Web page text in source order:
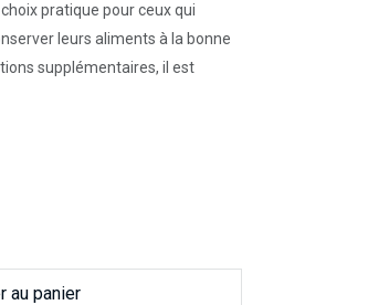
pratique pour ceux qui
leurs aliments à la bonne
supplémentaires, il est
au panier